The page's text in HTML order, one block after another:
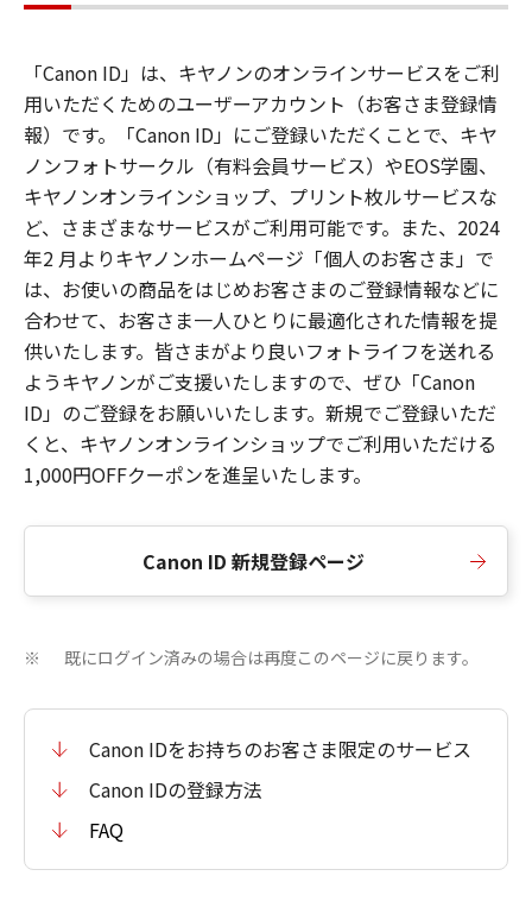
「Canon ID」は、キヤノンのオンラインサービスをご利
用いただくためのユーザーアカウント（お客さま登録情
報）です。「Canon ID」にご登録いただくことで、キヤ
ノンフォトサークル（有料会員サービス）やEOS学園、
キヤノンオンラインショップ、プリント枚ルサービスな
ど、さまざまなサービスがご利用可能です。また、2024
年2 月よりキヤノンホームページ「個人のお客さま」で
は、お使いの商品をはじめお客さまのご登録情報などに
合わせて、お客さま一人ひとりに最適化された情報を提
供いたします。皆さまがより良いフォトライフを送れる
ようキヤノンがご支援いたしますので、ぜひ「Canon
ID」のご登録をお願いいたします。新規でご登録いただ
くと、キヤノンオンラインショップでご利用いただける
1,000円OFFクーポンを進呈いたします。
Canon ID 新規登録ページ
※ 既にログイン済みの場合は再度このページに戻ります。
Canon IDをお持ちのお客さま限定のサービス
Canon IDの登録方法
FAQ